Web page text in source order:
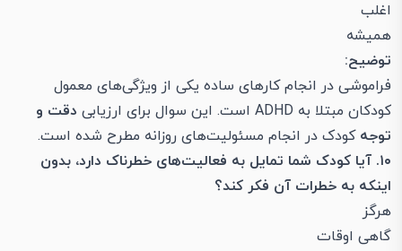
اغلب
همیشه
توضیح:
فراموشی در انجام کارهای ساده یکی از ویژگی‌های معمول
کودکان مبتلا به ADHD است. این سوال برای ارزیابی
دقت و
توجه کودک در انجام مسئولیت‌های روزانه مطرح شده است.
۱۰. آیا کودک شما تمایل به فعالیت‌های خطرناک دارد، بدون
اینکه به خطرات آن فکر کند؟
هرگز
گاهی اوقات